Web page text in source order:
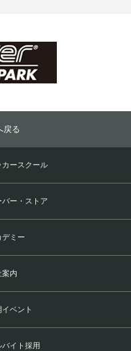
戻る
カースクール
バー・ストア
デミー
案内
イベント
バイト採用